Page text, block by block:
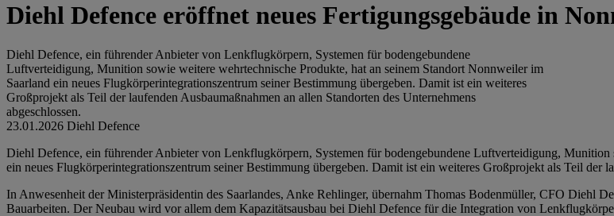
Diehl Defence eröffnet neues Fertigungsgebäude in
Diehl Defence, ein führender Anbieter von Lenkflugkörpern, Systemen für bodengebundene
Luftverteidigung, Munition sowie weitere wehrtechnische Produkte, hat an seinem Standort Nonnweiler im
Saarland ein neues Flugkörperintegrationszentrum seiner Bestimmung übergeben. Damit ist ein weiteres
Großprojekt als Teil der laufenden Ausbaumaßnahmen an allen Standorten des Unternehmens
abgeschlossen.
23.01.2026 Diehl Defence
Diehl Defence, ein führender Anbieter von Lenkflugkörpern, Systemen für bodengebundene Luftverteidigung,
ein neues Flugkörperintegrationszentrum seiner Bestimmung übergeben. Damit ist ein weiteres Großprojekt als Teil der
In Anwesenheit der Ministerpräsidentin des Saarlandes, Anke Rehlinger, übernahm Thomas Bodenmüller, CFO Diehl
Bauarbeiten. Der Neubau wird vor allem dem Kapazitätsausbau bei Diehl Defence für die Integration von